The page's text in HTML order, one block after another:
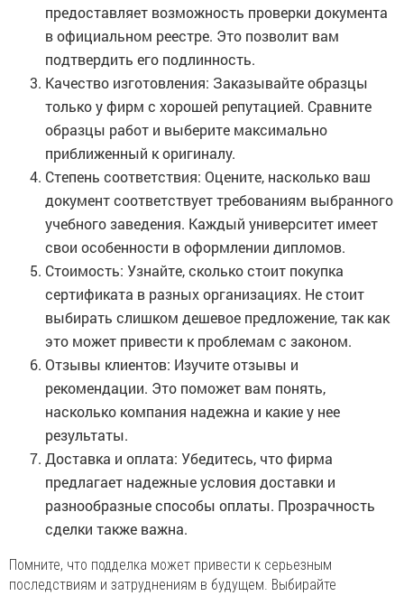
предоставляет возможность проверки документа
в официальном реестре. Это позволит вам
подтвердить его подлинность.
Качество изготовления: Заказывайте образцы
только у фирм с хорошей репутацией. Сравните
образцы работ и выберите максимально
приближенный к оригиналу.
Степень соответствия: Оцените, насколько ваш
документ соответствует требованиям выбранного
учебного заведения. Каждый университет имеет
свои особенности в оформлении дипломов.
Стоимость: Узнайте, сколько стоит покупка
сертификата в разных организациях. Не стоит
выбирать слишком дешевое предложение, так как
это может привести к проблемам с законом.
Отзывы клиентов: Изучите отзывы и
рекомендации. Это поможет вам понять,
насколько компания надежна и какие у нее
результаты.
Доставка и оплата: Убедитесь, что фирма
предлагает надежные условия доставки и
разнообразные способы оплаты. Прозрачность
сделки также важна.
Помните, что подделка может привести к серьезным
последствиям и затруднениям в будущем. Выбирайте